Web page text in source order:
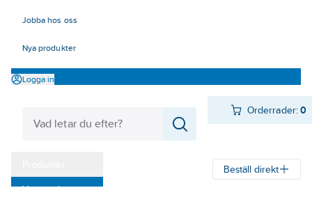
Jobba hos oss
Nya produkter
Logga in
Orderrader:0
Varumärken
Beställ direkt